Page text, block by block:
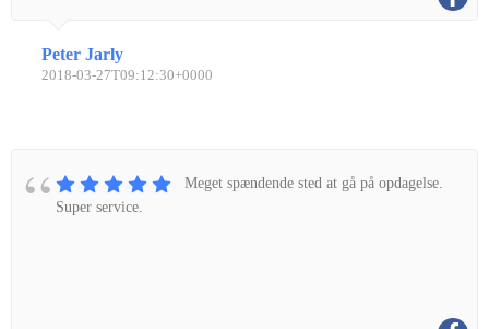
Peter Jarly
2018-03-27T09:12:30+0000
Meget spændende sted at gå på opdagelse.
Super service.